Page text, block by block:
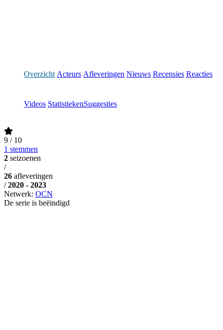
Overzicht Acteurs Afleveringen Nieuws Recensies Reacties
Videos StatistiekenSuggesties
9 / 10
1 stemmen
2 seizoenen
/
26 afleveringen
/ 2020 - 2023
Netwerk: OCN
De serie is beëindigd